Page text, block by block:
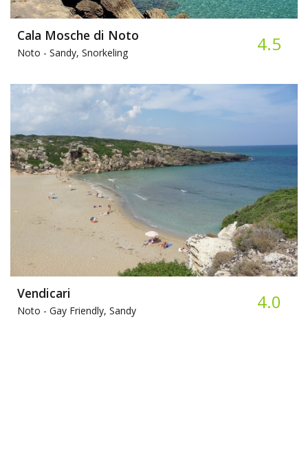
Cala Mosche di Noto
Noto - Sandy, Snorkeling 4.5
Vendicari
Noto - Gay Friendly, Sandy 4.0